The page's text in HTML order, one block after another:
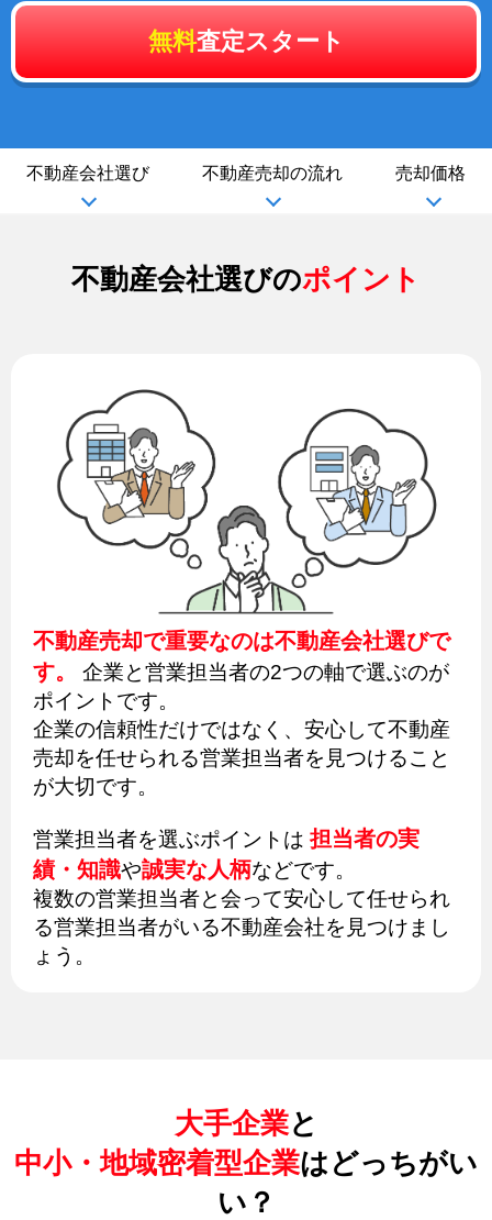
無料査定スタート
不動産会社選び 不動産売却の流れ 売却価格
不動産会社選びのポイント
不動産売却で重要なのは不動産会社選びで
す。
企業と営業担当者の2つの軸で選ぶのが
ポイントです。
企業の信頼性だけではなく、安心して不動産
売却を任せられる営業担当者を見つけること
が大切です。
営業担当者を選ぶポイントは 担当者の実
績・知識や誠実な人柄などです。
複数の営業担当者と会って安心して任せられ
る営業担当者がいる不動産会社を見つけまし
ょう。
大手企業と
中小・地域密着型企業はどっちがい
い？